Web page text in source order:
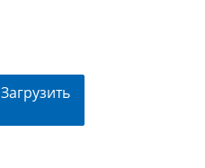
Загрузить